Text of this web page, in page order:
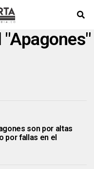
son por altas
por fallas en el